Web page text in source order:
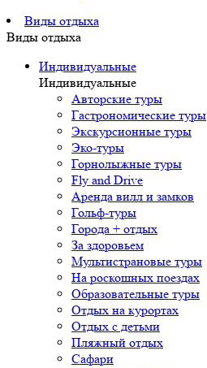
Виды отдыха
Виды отдыха
Индивидуальные
Индивидуальные
Авторские туры
Гастрономические туры
Экскурсионные туры
Эко-туры
Горнолыжные туры
Fly and Drive
Аренда вилл и замков
Гольф-туры
Города + отдых
За здоровьем
Мультистрановые туры
На роскошных поездах
Образовательные туры
Отдых на курортах
Отдых с детьми
Пляжный отдых
Сафари